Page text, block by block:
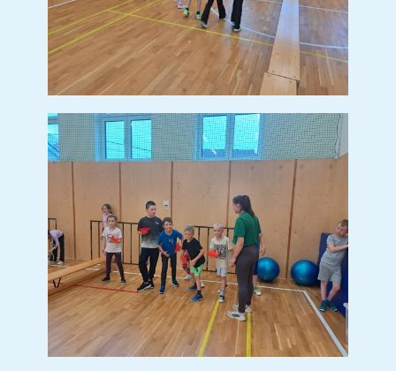
BESEDA SE SPISOVATELEM
PETREM HORÁČKEM